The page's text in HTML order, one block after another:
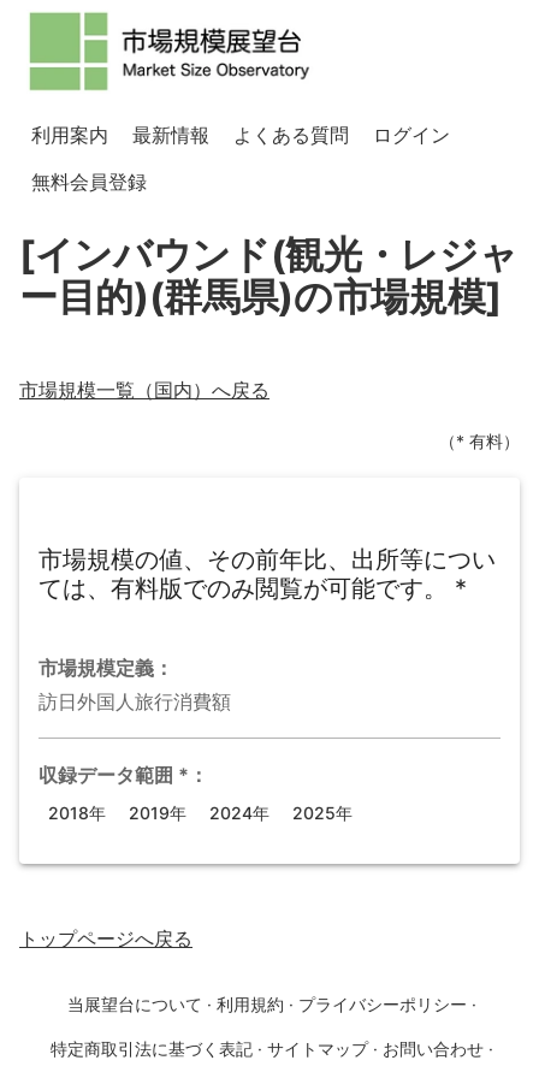
利用案内 最新情報 よくある質問
ログイン
無料会員登録
[インバウンド(観光・レジャ
ー目的)(群馬県)の市場規模]
市場規模一覧（国内）へ戻る
（* 有料）
市場規模の値、その前年比、出所等につい
ては、有料版でのみ閲覧が可能です。
*
市場規模定義：
訪日外国人旅行消費額
収録データ範囲 * ：
2018年 2019年 2024年 2025年
トップページへ戻る
当展望台について · 利用規約 · プライバシーポリシー ·
特定商取引法に基づく表記 · サイトマップ · お問い合わせ ·